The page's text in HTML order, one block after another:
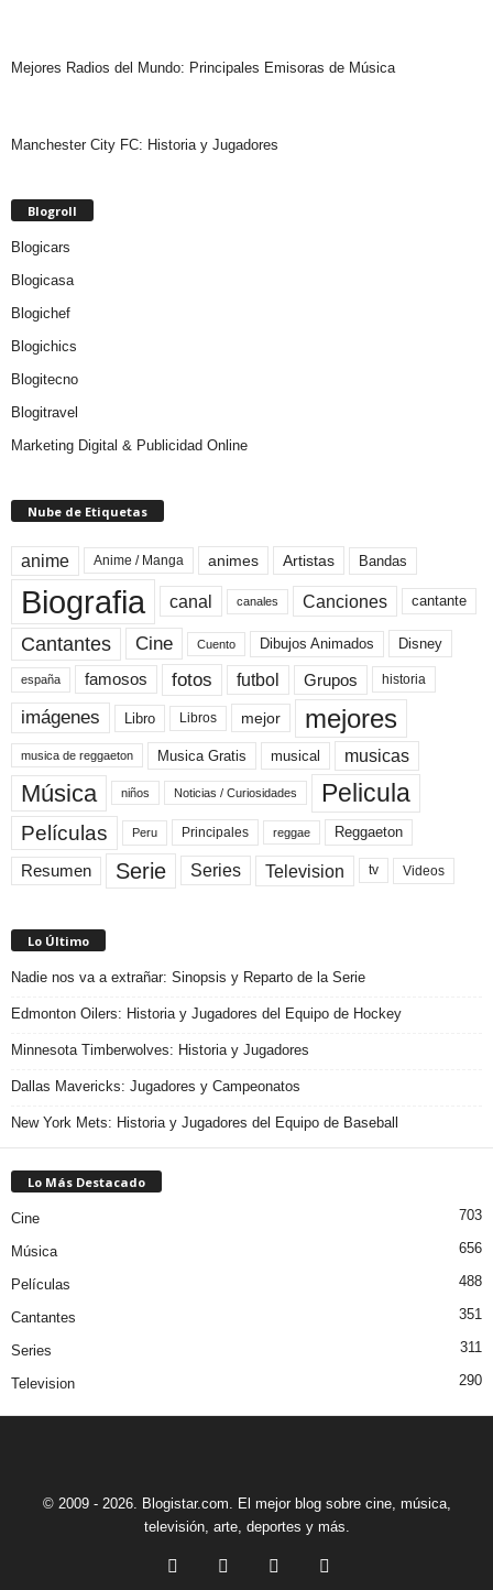
Mejores Radios del Mundo: Principales Emisoras de Música
Manchester City FC: Historia y Jugadores
Blogroll
Blogicars
Blogicasa
Blogichef
Blogichics
Blogitecno
Blogitravel
Marketing Digital & Publicidad Online
Nube de Etiquetas
anime Anime / Manga animes Artistas Bandas
Biografia canal canales Canciones cantante
Cantantes Cine Cuento Dibujos Animados Disney
españa famosos fotos futbol Grupos historia
imágenes Libro Libros mejor mejores
musica de reggaeton Musica Gratis musical musicas
Música niños Noticias / Curiosidades Pelicula
Películas Peru Principales reggae Reggaeton
Resumen Serie Series Television tv Videos
Lo Último
Nadie nos va a extrañar: Sinopsis y Reparto de la Serie
Edmonton Oilers: Historia y Jugadores del Equipo de Hockey
Minnesota Timberwolves: Historia y Jugadores
Dallas Mavericks: Jugadores y Campeonatos
New York Mets: Historia y Jugadores del Equipo de Baseball
Lo Más Destacado
Cine 703
Música 656
Películas 488
Cantantes 351
Series 311
Television 290
© 2009 - 2026. Blogistar.com. El mejor blog sobre cine, música,
televisión, arte, deportes y más.